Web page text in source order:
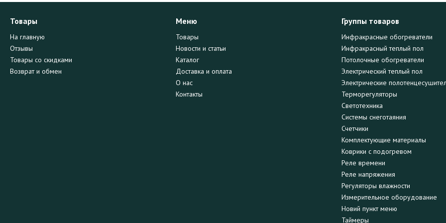
Товары
На главную
Отзывы
Товары со скидками
Возврат и обмен
Меню
Товары
Новости и статьи
Каталог
Доставка и оплата
О нас
Контакты
Группы товаров
Инфракрасные обогреватели
Инфракрасный теплый пол
Потолочные обогреватели
Электрический теплый пол
Электрические
Терморегуляторы
Светотехника
Системы снеготаяния
Счетчики
Комплектующие материалы
Коврики с подогревом
Реле времени
Реле напряжения
Регуляторы влажности
Измерительное оборудование
Новий пункт меню
Таймеры